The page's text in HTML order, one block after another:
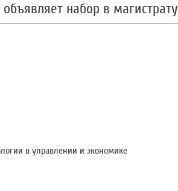
набор в
в управлении и экономике